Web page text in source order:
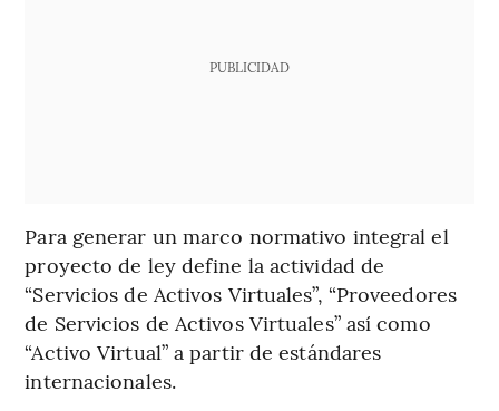
PUBLICIDAD
Para generar un marco normativo integral el
proyecto de ley define la actividad de
“Servicios de Activos Virtuales”, “Proveedores
de Servicios de Activos Virtuales” así como
“Activo Virtual” a partir de estándares
internacionales.